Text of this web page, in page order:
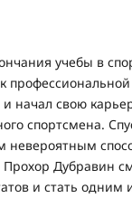
учебы в
и начал свою
спортсмена.
невероятным
Прохор Дубравин
и стать одним